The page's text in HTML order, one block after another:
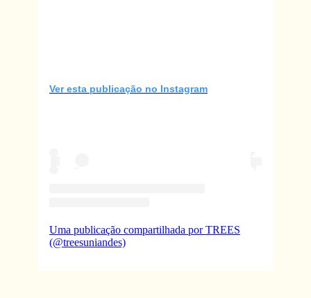
Ver esta publicação no Instagram
Uma publicação compartilhada por TREES
(@treesuniandes)